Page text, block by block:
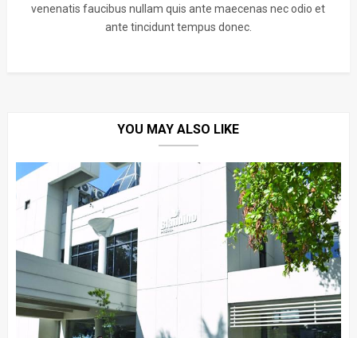
venenatis faucibus nullam quis ante maecenas nec odio et
ante tincidunt tempus donec.
YOU MAY ALSO LIKE